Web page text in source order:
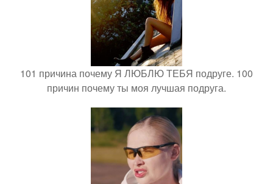
101 причина почему Я ЛЮБЛЮ ТЕБЯ подруге. 100
причин почему ты моя лучшая подруга.